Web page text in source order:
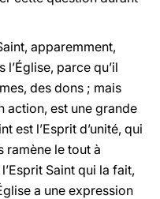
apparemment,
parce qu’il
des dons ; mais
action, est une grande
est l’Esprit d’unité, qui
ramène le tout à
l’Esprit Saint qui la fait,
a une expression